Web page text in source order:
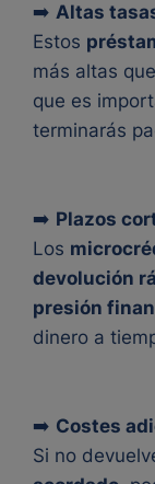
➡️ Altas
Estos
más altas
que es
terminarás
➡️ Plazos
Los
devolución
presión
dinero a
➡️ Costes
Si no